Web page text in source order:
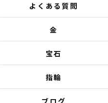
よくある質問
金
宝石
指輪
ブログ